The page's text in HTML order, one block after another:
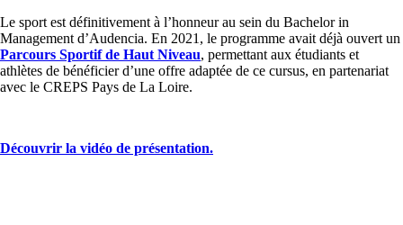
Le sport est définitivement à l’honneur au sein du Bachelor in
Management d’Audencia. En 2021, le programme avait déjà ouvert un
Parcours Sportif de Haut Niveau, permettant aux étudiants et
athlètes de bénéficier d’une offre adaptée de ce cursus, en partenariat
avec le CREPS Pays de La Loire.
Découvrir la vidéo de présentation.